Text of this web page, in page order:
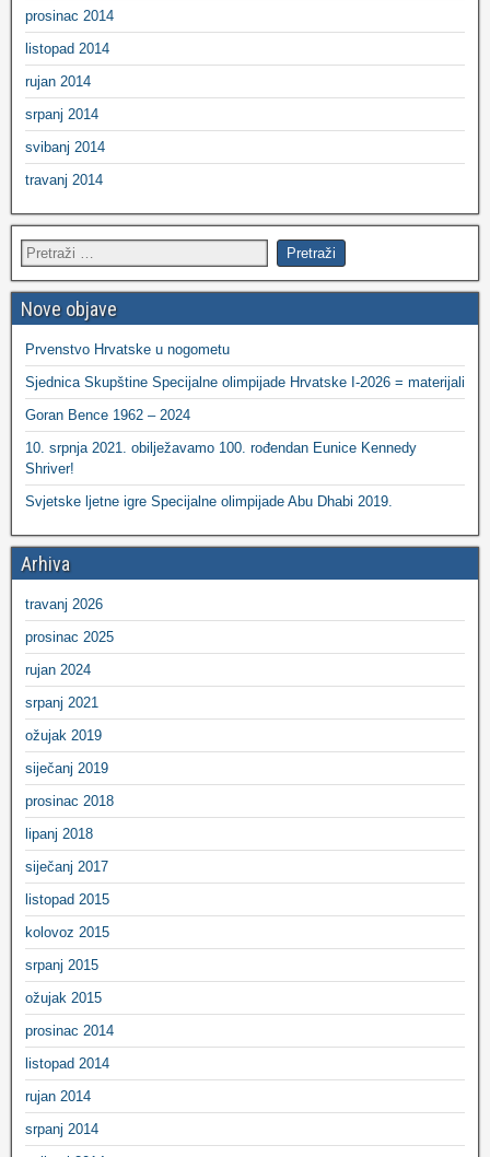
prosinac 2014
listopad 2014
rujan 2014
srpanj 2014
svibanj 2014
travanj 2014
Nove objave
Prvenstvo Hrvatske u nogometu
Sjednica Skupštine Specijalne olimpijade Hrvatske I-2026 = materijali
Goran Bence 1962 – 2024
10. srpnja 2021. obilježavamo 100. rođendan Eunice Kennedy
Shriver!
Svjetske ljetne igre Specijalne olimpijade Abu Dhabi 2019.
Arhiva
travanj 2026
prosinac 2025
rujan 2024
srpanj 2021
ožujak 2019
siječanj 2019
prosinac 2018
lipanj 2018
siječanj 2017
listopad 2015
kolovoz 2015
srpanj 2015
ožujak 2015
prosinac 2014
listopad 2014
rujan 2014
srpanj 2014